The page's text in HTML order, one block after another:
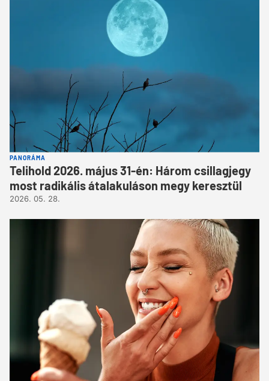
PANORÁMA
Telihold 2026. május 31-én: Három csillagjegy
most radikális átalakuláson megy keresztül
2026. 05. 28.